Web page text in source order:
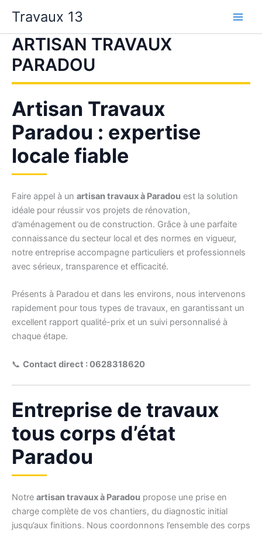
contenu
Travaux 13
ARTISAN TRAVAUX
PARADOU
Artisan Travaux
Paradou : expertise
locale fiable
Faire appel à un artisan travaux à Paradou est la solution
idéale pour réussir vos projets de rénovation,
d’aménagement ou de construction. Grâce à une parfaite
connaissance du secteur local et des normes en vigueur,
notre entreprise accompagne particuliers et professionnels
avec sérieux, transparence et efficacité.
Présents à Paradou et dans les environs, nous intervenons
rapidement pour tous types de travaux, en garantissant un
excellent rapport qualité-prix et un suivi personnalisé à
chaque étape.
📞 Contact direct : 0628318620
Entreprise de travaux
tous corps d’état
Paradou
Notre artisan travaux à Paradou propose une prise en
charge complète de vos chantiers, du diagnostic initial
jusqu’aux finitions. Nous coordonnons l’ensemble des corps